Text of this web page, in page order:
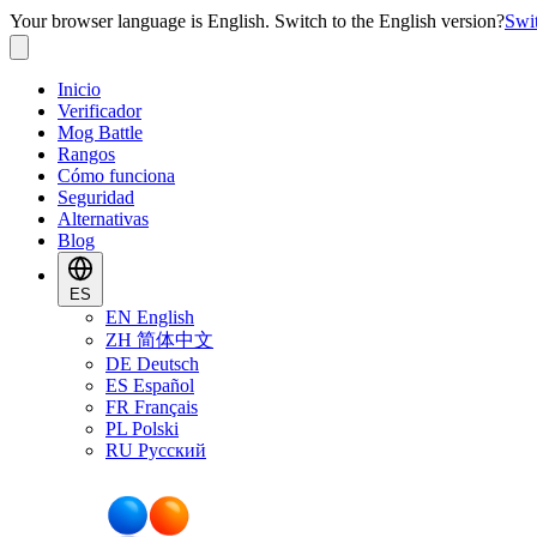
Your browser language is English. Switch to the English version?
Inicio
Verificador
Mog Battle
Rangos
Cómo funciona
Seguridad
Alternativas
Blog
ES
EN English
ZH 简体中文
DE Deutsch
ES Español
FR Français
PL Polski
RU Русский